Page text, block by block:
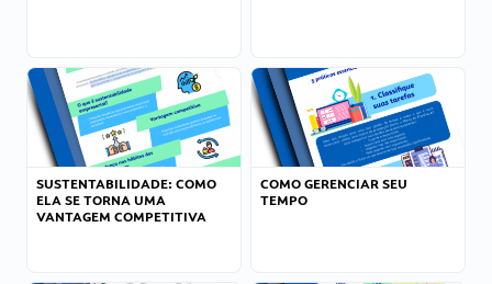
SUSTENTABILIDADE: COMO
ELA SE TORNA UMA
VANTAGEM COMPETITIVA
COMO GERENCIAR SEU
TEMPO